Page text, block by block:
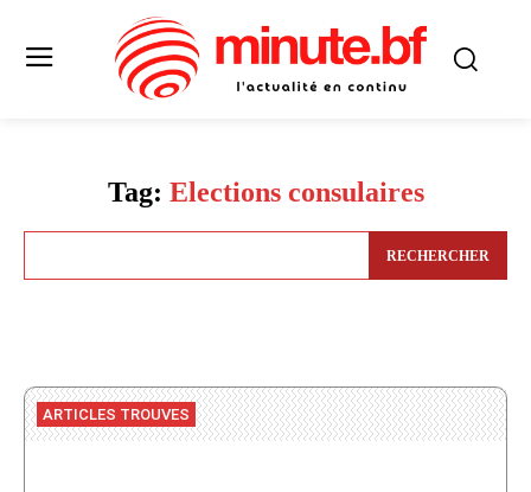
Tag: Elections consulaires
RECHERCHER
ARTICLES TROUVES